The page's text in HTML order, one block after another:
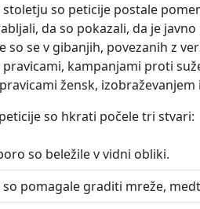
stoletju so peticije postale
da so pokazali, da je
so se v gibanjih, povezanih z
kampanjami proti
žensk,
so hkrati počele tri stvari:
so beležile v vidni obliki.
pomagale graditi mreže,